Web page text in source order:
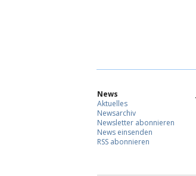
News
Aktuelles
Newsarchiv
Newsletter abonnieren
News einsenden
RSS abonnieren